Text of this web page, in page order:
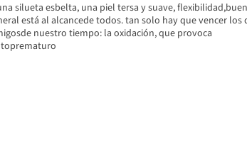
silueta esbelta, una piel tersa y suave,
está al alcancede todos. tan solo hay que vencer los
nuestro tiempo: la oxidación, que provoca